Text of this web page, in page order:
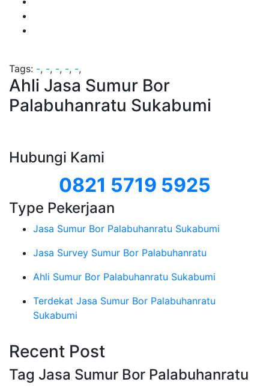
Tags: -, -, -, -, -,
Ahli Jasa Sumur Bor
Palabuhanratu Sukabumi
Hubungi Kami
0821 5719 5925
Type Pekerjaan
Jasa Sumur Bor Palabuhanratu Sukabumi
Jasa Survey Sumur Bor Palabuhanratu
Ahli Sumur Bor Palabuhanratu Sukabumi
Terdekat Jasa Sumur Bor Palabuhanratu
Sukabumi
Recent Post
Tag Jasa Sumur Bor Palabuhanratu